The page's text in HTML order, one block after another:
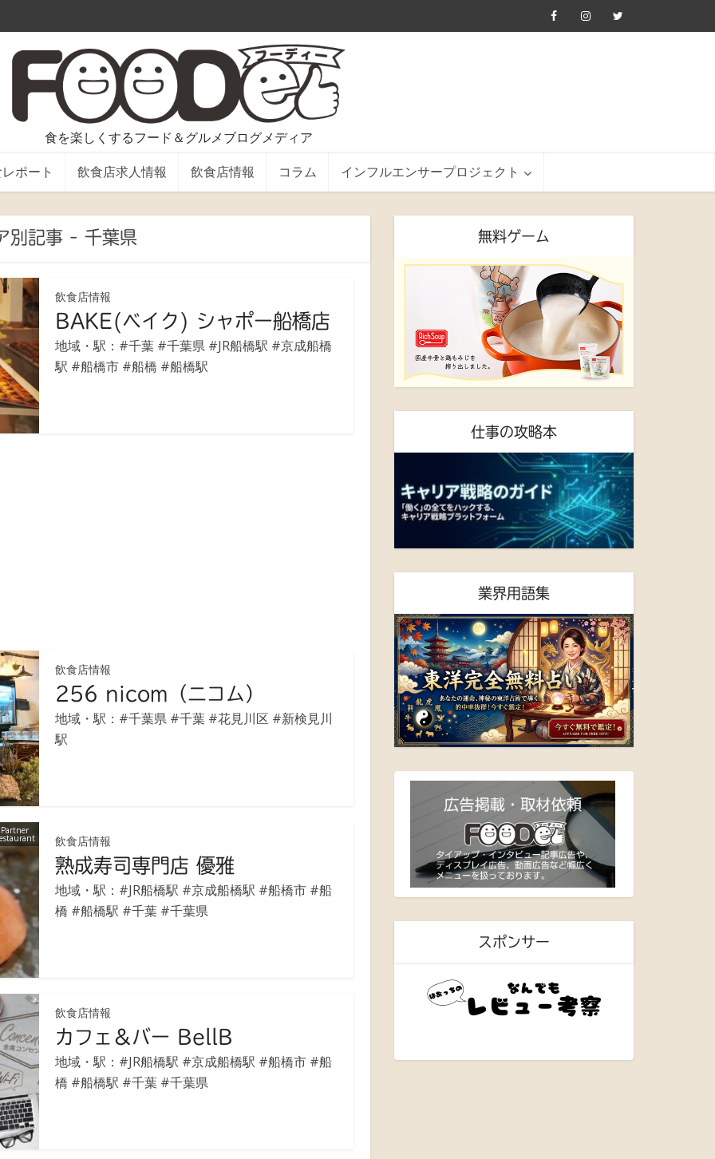
食を楽しくするフード＆グルメブログメディア
ポート 飲食店求人情報 飲食店情報 コラム インフルエンサープロジェクト
別記事 - 千葉県
飲食店情報
BAKE(ベイク) シャポー船橋店
地域・駅： #千葉 #千葉県 #JR船橋駅 #京成船橋
駅 #船橋市 #船橋 #船橋駅
飲食店情報
256 nicom（ニコム）
地域・駅： #千葉県 #千葉 #花見川区 #新検見川
駅
Partner
飲食店情報
熟成寿司専門店 優雅
地域・駅： #JR船橋駅 #京成船橋駅 #船橋市 #船
橋 #船橋駅 #千葉 #千葉県
飲食店情報
カフェ＆バー BellB
地域・駅： #JR船橋駅 #京成船橋駅 #船橋市 #船
橋 #船橋駅 #千葉 #千葉県
無料ゲーム
仕事の攻略本
業界用語集
スポンサー